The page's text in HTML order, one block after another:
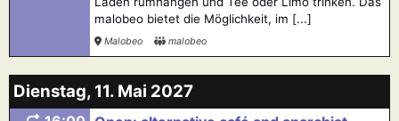
malobeo bietet die Möglichkeit, im [...]
Malobeo malobeo
Dienstag, 11. Mai 2027